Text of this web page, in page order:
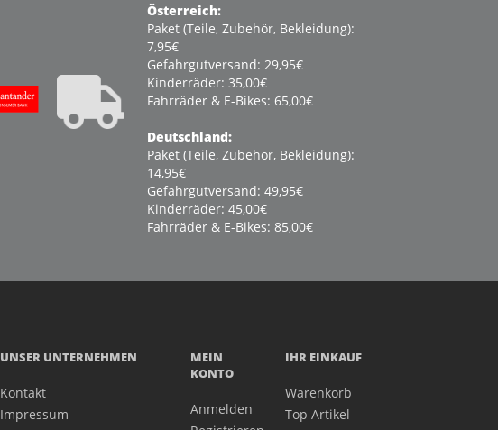
Österreich:
Paket (Teile, Zubehör, Bekleidung):
7,95€
Gefahrgutversand: 29,95€
Kinderräder: 35,00€
Fahrräder & E-Bikes: 65,00€
Deutschland:
Paket (Teile, Zubehör, Bekleidung):
14,95€
Gefahrgutversand: 49,95€
Kinderräder: 45,00€
Fahrräder & E-Bikes: 85,00€
UNSER UNTERNEHMEN
Kontakt
Impressum
MEIN
KONTO
Anmelden
IHR EINKAUF
Warenkorb
Top Artikel